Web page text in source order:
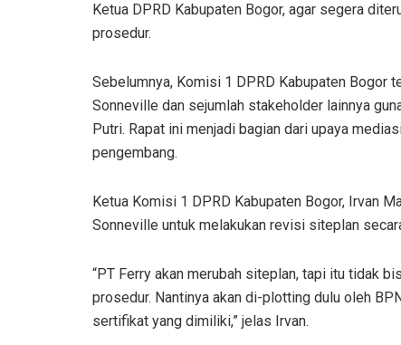
Ketua DPRD Kabupaten Bogor, agar segera
prosedur.
Sebelumnya, Komisi 1 DPRD Kabupaten Bogor
Sonneville dan sejumlah stakeholder lainnya
Putri. Rapat ini menjadi bagian dari upaya
pengembang.
Ketua Komisi 1 DPRD Kabupaten Bogor, Irvan
Sonneville untuk melakukan revisi siteplan
“PT Ferry akan merubah siteplan, tapi itu tidak
prosedur. Nantinya akan di-plotting dulu oleh
sertifikat yang dimiliki,” jelas Irvan.